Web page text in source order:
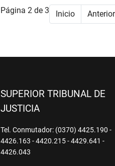
Página 2 de 3 Inicio Anterior
SUPERIOR TRIBUNAL DE
JUSTICIA
Tel. Conmutador: (0370) 4425.190 -
4426.163 - 4420.215 - 4429.641 -
4426.043